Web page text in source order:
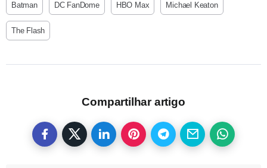
Batman DC FanDome HBO Max Michael Keaton
The Flash
Compartilhar artigo